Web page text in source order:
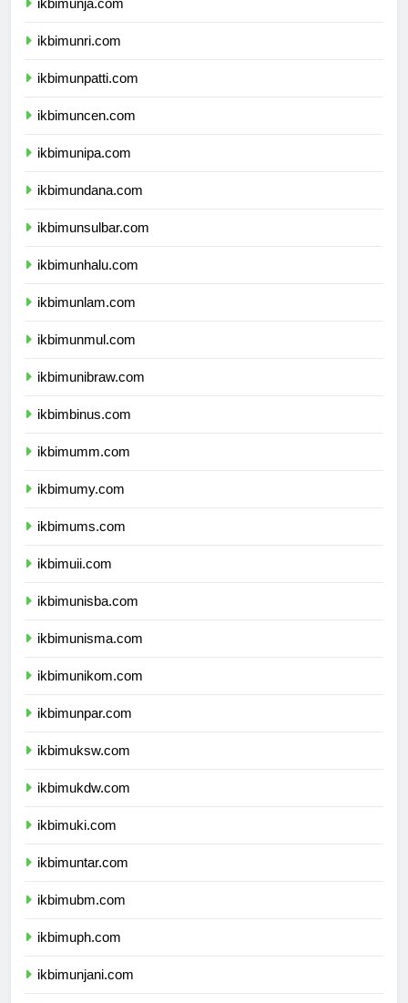
ikbimunja.com
ikbimunri.com
ikbimunpatti.com
ikbimuncen.com
ikbimunipa.com
ikbimundana.com
ikbimunsulbar.com
ikbimunhalu.com
ikbimunlam.com
ikbimunmul.com
ikbimunibraw.com
ikbimbinus.com
ikbimumm.com
ikbimumy.com
ikbimums.com
ikbimuii.com
ikbimunisba.com
ikbimunisma.com
ikbimunikom.com
ikbimunpar.com
ikbimuksw.com
ikbimukdw.com
ikbimuki.com
ikbimuntar.com
ikbimubm.com
ikbimuph.com
ikbimunjani.com